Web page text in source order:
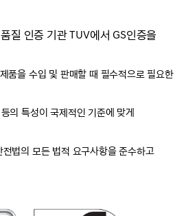
질 인증 기관 TUV에서 GS인증을
품을 수입 및 판매할 때 필수적으로 필요한
의 특성이 국제적인 기준에 맞게
법의 모든 법적 요구사항을 준수하고